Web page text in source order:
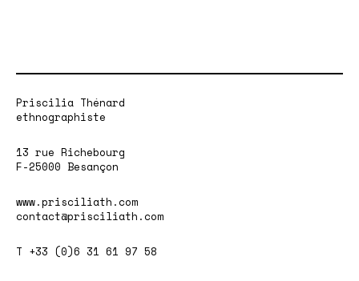
Priscilia Thénard
ethnographiste
13 rue Richebourg
F-25000 Besançon
www.prisciliath.com
contact@prisciliath.com
T +33 (0)6 31 61 97 58